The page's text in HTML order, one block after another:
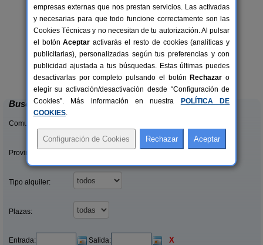
4+1 pers.
desde37 €
Casa Mirador Los Bravos
Aroche (Huelva)
Buscar
Comunidades:
Provincias/Islas:
Tipo alquiler:
Plazas:
Entrada: Salida: X
empresas externas que nos prestan servicios. Las activadas
y necesarias para que todo funcione correctamente son las
Cookies Técnicas y no necesitan de tu autorización. Al pulsar
el botónAceptar activarás el resto de cookies (analíticas y
publicitarias), personalizadas según tus preferencias y con
publicidad ajustada a tus búsquedas. Estas últimas puedes
desactivarlas por completo pulsando el botón Rechazar o
elegir su activación/desactivación desde “Configuración de
Cookies”. Más información en nuestra
POLÍTICA DE
COOKIES.